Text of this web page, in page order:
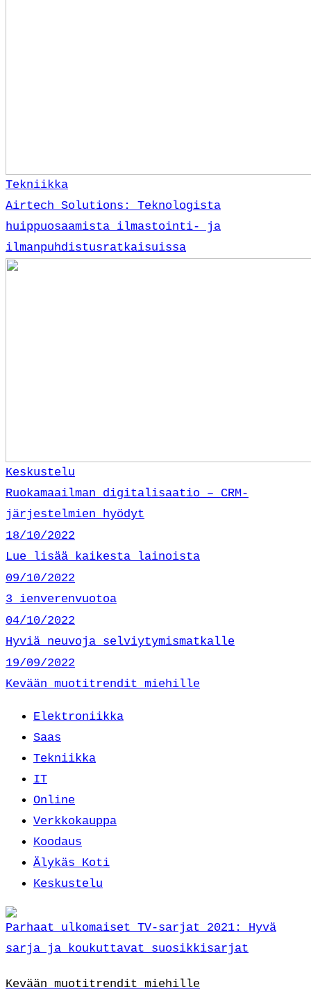
Tekniikka
Airtech Solutions: Teknologista
huippuosaamista ilmastointi- ja
ilmanpuhdistusratkaisuissa
Keskustelu
Ruokamaailman digitalisaatio – CRM-
järjestelmien hyödyt
18/10/2022
Lue lisää kaikesta lainoista
09/10/2022
3 ienverenvuotoa
04/10/2022
Hyviä neuvoja selviytymismatkalle
19/09/2022
Kevään muotitrendit miehille
Elektroniikka
Saas
Tekniikka
IT
Online
Verkkokauppa
Koodaus
Älykäs Koti
Keskustelu
Parhaat ulkomaiset TV-sarjat 2021: Hyvä
sarja ja koukuttavat suosikkisarjat
Kevään muotitrendit miehille